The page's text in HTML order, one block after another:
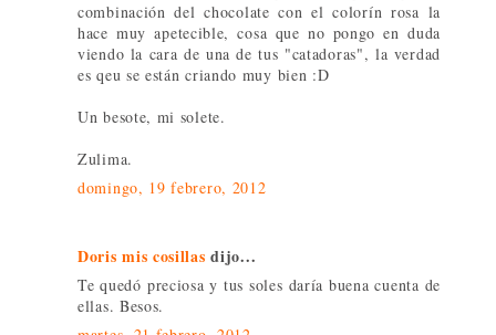
combinación del chocolate con el colorín rosa la
hace muy apetecible, cosa que no pongo en duda
viendo la cara de una de tus "catadoras", la verdad
es qeu se están criando muy bien :D
Un besote, mi solete.
Zulima.
domingo, 19 febrero, 2012
Doris mis cosillas dijo...
Te quedó preciosa y tus soles daría buena cuenta de
ellas. Besos.